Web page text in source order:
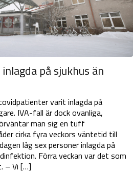
på sjukhus än
varit inlagda på
IVA-fall är dock ovanliga,
man sig en tuff
cirka fyra veckors väntetid till
låg sex personer inlagda på
Förra veckan var det som
– Vi […]